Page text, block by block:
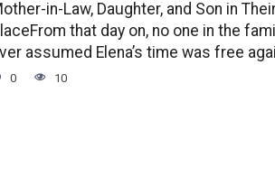
in-Law, Daughter, and Son in
that day on, no one in the
assumed Elena’s time was free
0 10